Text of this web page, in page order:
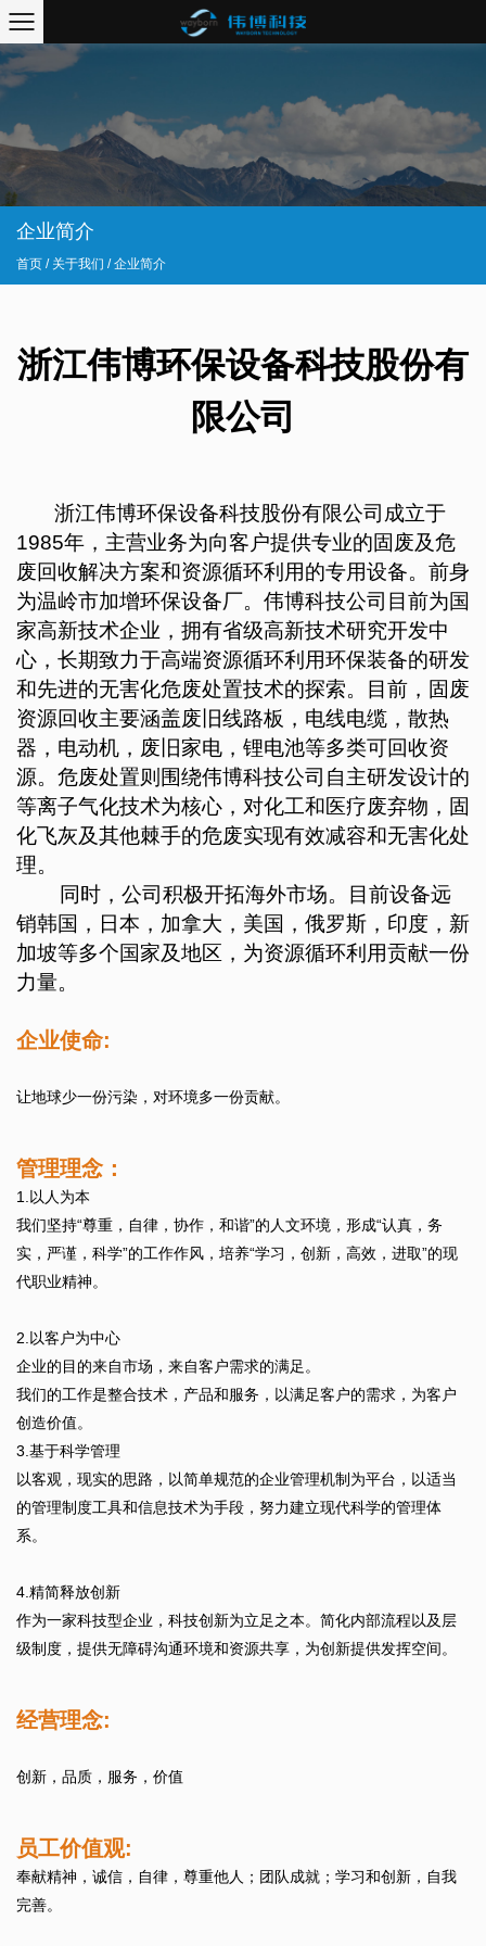
企业简介
首页 / 关于我们 /企业简介
浙江伟博环保设备科技股份有
限公司
浙江伟博环保设备科技股份有限公司成立于
1985年，主营业务为向客户提供专业的固废及危
废回收解决方案和资源循环利用的专用设备。前身
为温岭市加增环保设备厂。伟博科技公司目前为国
家高新技术企业，拥有省级高新技术研究开发中
心，长期致力于高端资源循环利用环保装备的研发
和先进的无害化危废处置技术的探索。目前，固废
资源回收主要涵盖废旧线路板，电线电缆，散热
器，电动机，废旧家电，锂电池等多类可回收资
源。危废处置则围绕伟博科技公司自主研发设计的
等离子气化技术为核心，对化工和医疗废弃物，固
化飞灰及其他棘手的危废实现有效减容和无害化处
理。
同时，公司积极开拓海外市场。目前设备远
销韩国，日本，加拿大，美国，俄罗斯，印度，新
加坡等多个国家及地区，为资源循环利用贡献一份
力量。
企业使命:
让地球少一份污染，对环境多一份贡献。
管理理念：
1.以人为本
我们坚持“尊重，自律，协作，和谐”的人文环境，形成“认真，务
实，严谨，科学”的工作作风，培养“学习，创新，高效，进取”的现
代职业精神。
2.以客户为中心
企业的目的来自市场，来自客户需求的满足。
我们的工作是整合技术，产品和服务，以满足客户的需求，为客户
创造价值。
3.基于科学管理
以客观，现实的思路，以简单规范的企业管理机制为平台，以适当
的管理制度工具和信息技术为手段，努力建立现代科学的管理体
系。
4.精简释放创新
作为一家科技型企业，科技创新为立足之本。简化内部流程以及层
级制度，提供无障碍沟通环境和资源共享，为创新提供发挥空间。
经营理念:
创新，品质，服务，价值
员工价值观:
奉献精神，诚信，自律，尊重他人；团队成就；学习和创新，自我
完善。